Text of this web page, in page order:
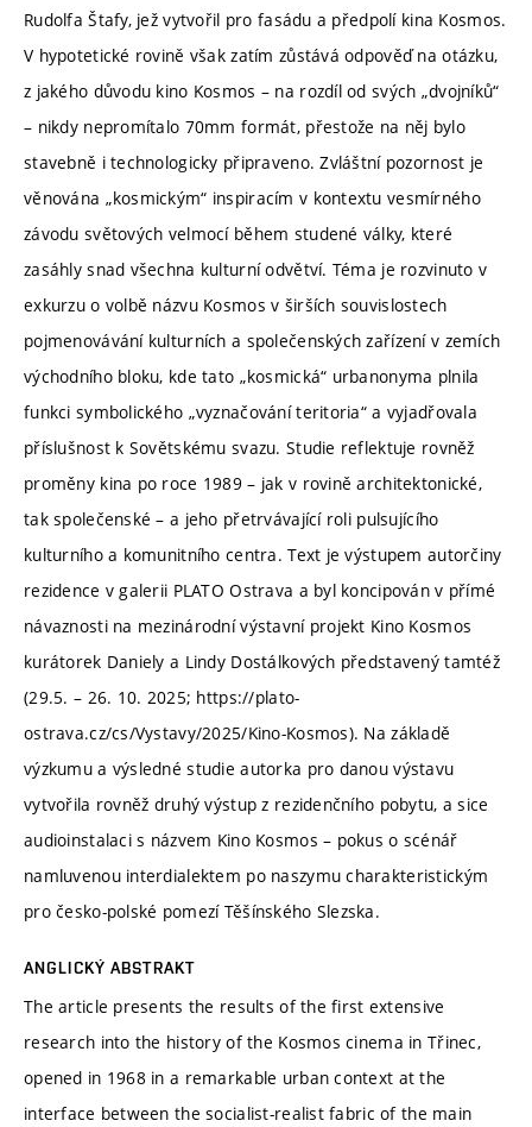
Rudolfa Štafy, jež vytvořil pro fasádu a předpolí kina Kosmos.
V hypotetické rovině však zatím zůstává odpověď na otázku,
z jakého důvodu kino Kosmos – na rozdíl od svých „dvojníků“
– nikdy nepromítalo 70mm formát, přestože na něj bylo
stavebně i technologicky připraveno. Zvláštní pozornost je
věnována „kosmickým“ inspiracím v kontextu vesmírného
závodu světových velmocí během studené války, které
zasáhly snad všechna kulturní odvětví. Téma je rozvinuto v
exkurzu o volbě názvu Kosmos v širších souvislostech
pojmenovávání kulturních a společenských zařízení v zemích
východního bloku, kde tato „kosmická“ urbanonyma plnila
funkci symbolického „vyznačování teritoria“ a vyjadřovala
příslušnost k Sovětskému svazu. Studie reflektuje rovněž
proměny kina po roce 1989 – jak v rovině architektonické,
tak společenské – a jeho přetrvávající roli pulsujícího
kulturního a komunitního centra. Text je výstupem autorčiny
rezidence v galerii PLATO Ostrava a byl koncipován v přímé
návaznosti na mezinárodní výstavní projekt Kino Kosmos
kurátorek Daniely a Lindy Dostálkových představený tamtéž
(29.5. – 26. 10. 2025; https://plato-
ostrava.cz/cs/Vystavy/2025/Kino-Kosmos). Na základě
výzkumu a výsledné studie autorka pro danou výstavu
vytvořila rovněž druhý výstup z rezidenčního pobytu, a sice
audioinstalaci s názvem Kino Kosmos – pokus o scénář
namluvenou interdialektem po naszymu charakteristickým
pro česko-polské pomezí Těšínského Slezska.
ANGLICKÝ ABSTRAKT
The article presents the results of the first extensive
research into the history of the Kosmos cinema in Třinec,
opened in 1968 in a remarkable urban context at the
interface between the socialist-realist fabric of the main